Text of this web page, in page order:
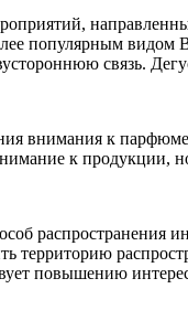
популярным
связь.
внимания к
к продукции,
распространения
территорию
повышению